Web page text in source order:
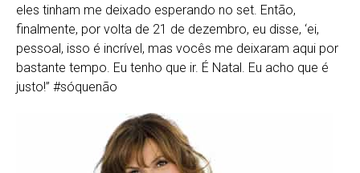
eles tinham me deixado esperando no set. Então,
finalmente, por volta de 21 de dezembro, eu disse, ‘ei,
pessoal, isso é incrível, mas vocês me deixaram aqui por
bastante tempo. Eu tenho que ir. É Natal. Eu acho que é
justo!” #sóquenão